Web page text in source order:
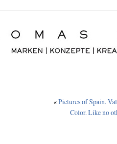
«Pictures of Spain.
Color. Like no